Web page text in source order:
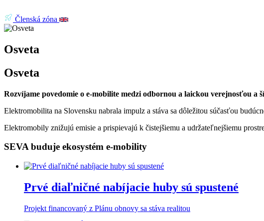
Členská zóna
Osveta
Osveta
Rozvíjame povedomie o e-mobilite medzi odbornou a laickou verejnosťou a
Elektromobilita na Slovensku nabrala impulz a stáva sa dôležitou súčasťou
Elektromobily znižujú emisie a prispievajú k čistejšiemu a udržateľnejšiemu
SEVA buduje ekosystém e-mobility
Prvé diaľničné nabíjacie huby sú spustené
Projekt financovaný z Plánu obnovy sa stáva realitou